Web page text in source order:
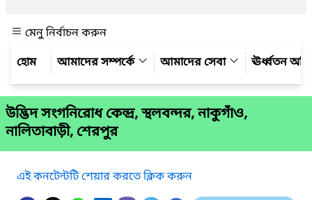
মেনু নির্বাচন করুন
আমাদের সম্পর্কে
আমাদের সেবা ঊর্ধ্বতন
উদ্ভিদ সংগনিরোধ কেন্দ্র, স্থলবন্দর, নাকুগাঁও,
নালিতাবাড়ী, শেরপুর
এই কনটেন্টটি শেয়ার করতে ক্লিক করুন